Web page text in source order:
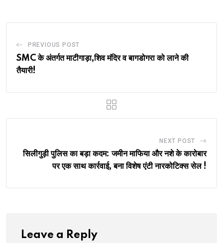
PREVIOUS POST
SMC के अंतर्गत माटीगाड़ा,शिव मंदिर व बागडोगरा को लाने की
तैयारी!
NEXT POST
सिलीगुड़ी पुलिस का बड़ा कदम: जमीन माफिया और नशे के कारोबार
पर एक साथ कार्रवाई, बना विशेष एंटी नारकोटिक्स सेल !
Leave a Reply